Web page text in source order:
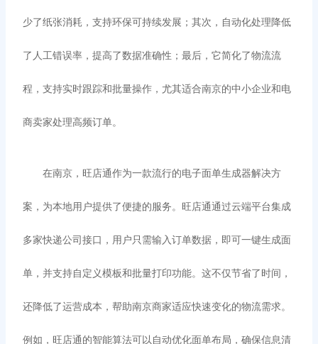
少了纸张消耗，支持环保可持续发展；其次，自动化处理降低
了人工错误率，提高了数据准确性；最后，它简化了物流流
程，支持实时跟踪和批量操作，尤其适合南京的中小企业和电
商卖家处理高频订单。
在南京，旺店通作为一款流行的电子面单生成器解决方
案，为本地用户提供了便捷的服务。旺店通通过云端平台集成
多家快递公司接口，用户只需输入订单数据，即可一键生成面
单，并支持自定义模板和批量打印功能。这不仅节省了时间，
还降低了运营成本，帮助南京商家适应快速变化的物流需求。
例如，旺店通的智能算法可以自动优化面单布局，确保信息清